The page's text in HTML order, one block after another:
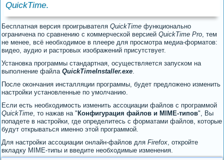
QuickTime.
Бесплатная версия проигрывателя QuickTime функционально
ограничена по сравнению с коммерческой версией QuickTime Pro, тем
не менее, всё необходимое в плеере для просмотра медиа-форматов:
видео, аудио и растровых изображений присутствует.
Установка программы стандартная, осуществляется запуском на
выполнение файлаQuickTimeInstaller.exe.
После окончания инсталляции программы, будет предложено изменить
настройки установленные по умолчанию.
Если есть необходимость изменить ассоциации файлов с программой
QuickTime, то нажав на " Конфигурация файлов и MIME-типов", Вы
попадете в настройки, где определитесь с форматами файлов, которые
будут открываться именно этой программой.
Для настройки ассоциации онлайн-файлов для Firefox, откройте
вкладку MIME-типы и введите необходимые изменения.